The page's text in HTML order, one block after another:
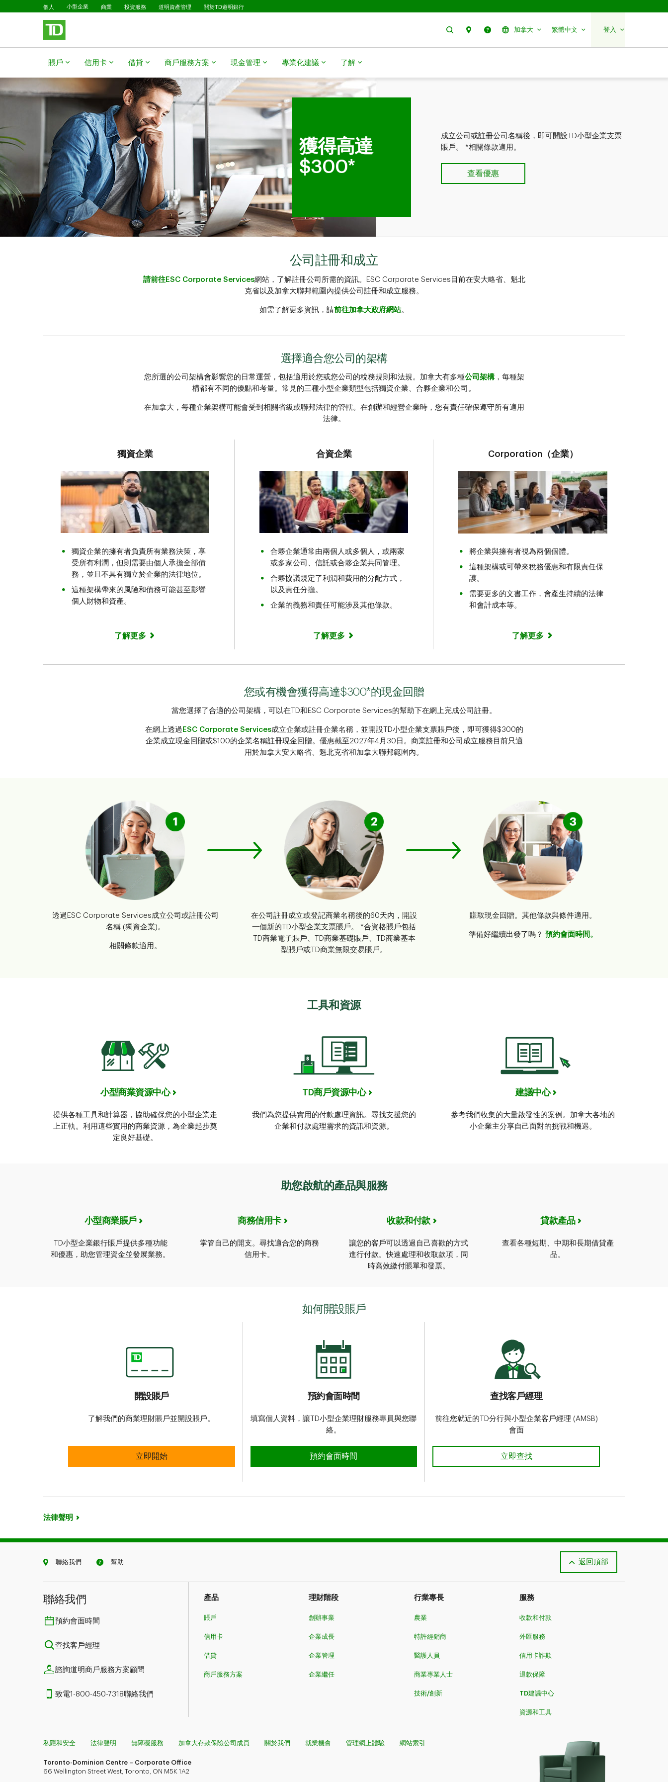
略過進入主要內容
個人 小型企業 已選擇商業 投資服務 道明資產管理 關於TD道明銀行
搜尋 聯絡我們幫助 加拿大 繁體中文 登入
賬戶 信用卡 借貸 商戶服務方案 現金管理 專業化建議 了解
獲得高達
$300*
成立公司或註冊公司名稱後，即可開設TD小型企業支票
賬戶。 *相關條款適用。
查看優惠
公司註冊和成立
請前往ESC Corporate Services網站，了解註冊公司所需的資訊。ESC Corporate Services目前在安大略省、魁北
克省以及加拿大聯邦範圍內提供公司註冊和成立服務。
如需了解更多資訊，請前往加拿大政府網站。
選擇適合您公司的架構
您所選的公司架構會影響您的日常運營，包括適用於您或您公司的稅務規則和法規。加拿大有多種公司架構，每種架
構都有不同的優點和考量。常見的三種小型企業類型包括獨資企業、合夥企業和公司。
在加拿大，每種企業架構可能會受到相關省級或聯邦法律的管轄。在創辦和經營企業時，您有責任確保遵守所有適用
法律。
獨資企業
獨資企業的擁有者負責所有業務決策，享
受所有利潤，但則需要由個人承擔全部債
務，並且不具有獨立於企業的法律地位。
這種架構帶來的風險和債務可能甚至影響
個人財物和資產。
了解更多
合資企業
合夥企業通常由兩個人或多個人，或兩家
或多家公司、信託或合夥企業共同管理。
合夥協議規定了利潤和費用的分配方式，
以及責任分擔。
企業的義務和責任可能涉及其他條款。
了解更多
Corporation（企業）
將企業與擁有者視為兩個個體。
這種架構或可帶來稅務優惠和有限責任保
護。
需要更多的文書工作，會產生持續的法律
和會計成本等。
了解更多
您或有機會獲得高達$300*的現金回贈
當您選擇了合適的公司架構，可以在TD和ESC Corporate Services的幫助下在網上完成公司註冊。
在網上透過 ESC Corporate Services成立企業或註冊企業名稱，並開設TD小型企業支票賬戶後，即可獲得$300的
企業成立現金回贈或$100的企業名稱註冊現金回贈。優惠截至2027年4月30日。商業註冊和公司成立服務目前只適
用於加拿大安大略省、魁北克省和加拿大聯邦範圍內。
透過ESC Corporate Services成立公司或註冊公司
名稱 (獨資企業)。
相關條款適用。
在公司註冊成立或登記商業名稱後的60天內，開設
一個新的TD小型企業支票賬戶。 *合資格賬戶包括
TD商業電子賬戶、TD商業基礎賬戶、TD商業基本
型賬戶或TD商業無限交易賬戶。
賺取現金回贈。其他條款與條件適用。
準備好繼續出發了嗎？ 預約會面時間。
工具和資源
小型商業資源中心
提供各種工具和計算器，協助確保您的小型企業走
上正軌。利用這些實用的商業資源，為企業起步奠
定良好基礎。
TD商戶資源中心
我們為您提供實用的付款處理資訊。尋找支援您的
企業和付款處理需求的資訊和資源。
建議中心
參考我們收集的大量啟發性的案例。加拿大各地的
小企業主分享自己面對的挑戰和機遇。
助您啟航的產品與服務
小型商業賬戶
TD小型企業銀行賬戶提供多種功能
和優惠，助您管理資金並發展業務。
商務信用卡
掌管自己的開支。尋找適合您的商務
信用卡。
收款和付款
讓您的客戶可以透過自己喜歡的方式
進行付款。快速處理和收取款項，同
時高效繳付賬單和發票。
貸款產品
查看各種短期、中期和長期借貸產
品。
如何開設賬戶
開設賬戶
了解我們的商業理財賬戶並開設賬戶。
開設賬戶
立即開始
預約會面時間
填寫個人資料，讓TD小型企業理財服務專員與您聯
絡。
預約會面時間
預約會面時間
查找客戶經理
前往您就近的TD分行與小型企業客戶經理 (AMSB)
會面
查找客戶經理
立即查找
法律聲明
聯絡我們 幫助 返回頂部
聯絡我們
預約會面時間
查找客戶經理
諮詢道明商戶服務方案顧問
致電1-800-450-7318聯絡我們
產品
賬戶
信用卡
借貸
商戶服務方案
理財階段
創辦事業
企業成長
企業管理
企業繼任
行業專長
農業
特許經銷商
醫護人員
商業專業人士
技術/創新
服務
收款和付款
外匯服務
信用卡詐欺
退款保障
TD建議中心
資源和工具
私隱和安全 法律聲明 無障礙服務 加拿大存款保險公司成員 關於我們 就業機會 管理網上體驗 網站索引
Toronto-Dominion Centre – Corporate Office
66 Wellington Street West, Toronto, ON M5K 1A2